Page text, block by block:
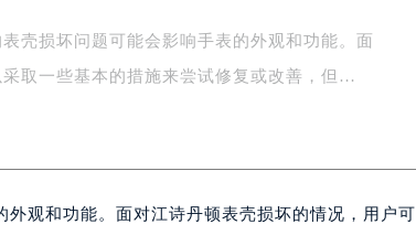
壳损坏问题可能会影响手表的外观和功能。面
取一些基本的措施来尝试修复或改善，但…
观和功能。面对江诗丹顿表壳损坏的情况，用户可